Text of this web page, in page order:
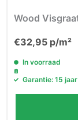
Wood
€32,95 p/m²
In voorraad
Garantie: 15 jaar